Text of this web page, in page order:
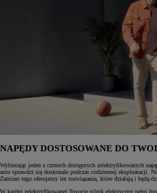
NAPĘDY DOSTOSOWANE DO
Wybierając jeden z czterech dostępnych zelektryfikowanych
auto sprawdzi się doskonale podczas codziennej eksploatacji.
Zamiast tego oferujemy im rozwiązania, które działają i będą
W każdej zelektryfikowanej Toyocie silnik elektryczny pełni